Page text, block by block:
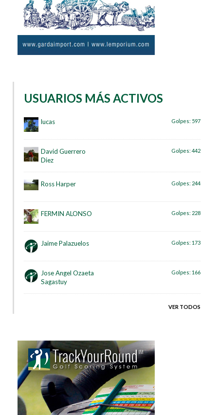
USUARIOS MÁS ACTIVOS
lucas Golpes: 597
David Guerrero
Diez
Golpes: 442
Ross Harper Golpes: 244
FERMIN ALONSO Golpes: 228
Jaime Palazuelos Golpes: 173
Jose Angel Ozaeta
Sagastuy
Golpes: 166
VER TODOS